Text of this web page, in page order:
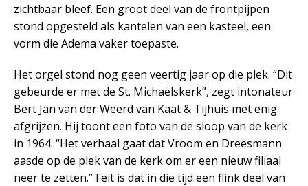
zichtbaar bleef. Een groot deel van de frontpijpen
stond opgesteld als kantelen van een kasteel, een
vorm die Adema vaker toepaste.
Het orgel stond nog geen veertig jaar op die plek. “Dit
gebeurde er met de St. Michaëlskerk”, zegt intonateur
Bert Jan van der Weerd van Kaat & Tijhuis met enig
afgrijzen. Hij toont een foto van de sloop van de kerk
in 1964. “Het verhaal gaat dat Vroom en Dreesmann
aasde op de plek van de kerk om er een nieuw filiaal
neer te zetten.” Feit is dat in die tijd een flink deel van